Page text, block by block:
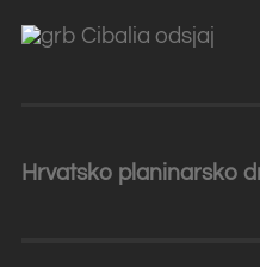
Hrvatsko planinarsko